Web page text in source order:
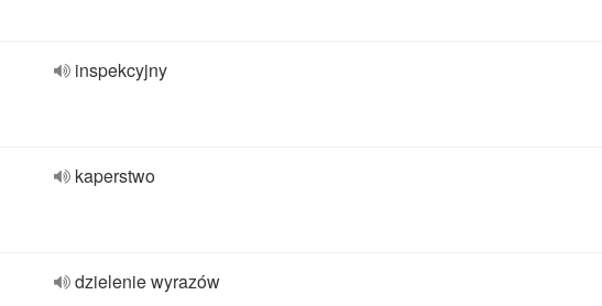
inspekcyjny
kaperstwo
dzielenie wyrazów